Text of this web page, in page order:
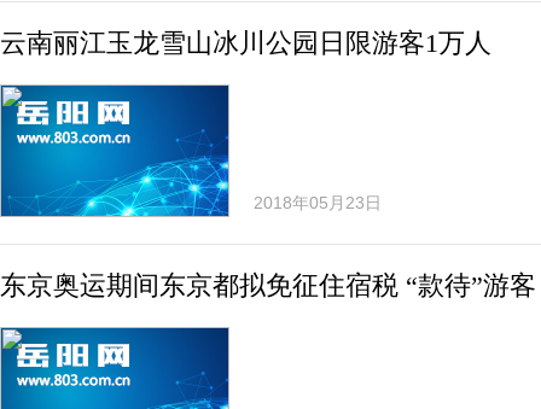
云南丽江玉龙雪山冰川公园日限游客1万人
2018年05月23日
东京奥运期间东京都拟免征住宿税 “款待”游客